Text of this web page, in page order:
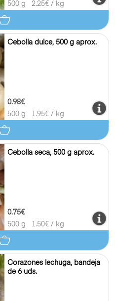
500 g
2.25€ / kg
Cebolla dulce, 500 g aprox.
0.98€
500 g
1.95€ / kg
Cebolla seca, 500 g aprox.
0.75€
500 g
1.50€ / kg
Corazones lechuga, bandeja
de 6 uds.